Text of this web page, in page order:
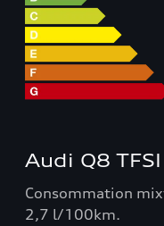
Audi Q8
Consommation
2,7 l/100km.